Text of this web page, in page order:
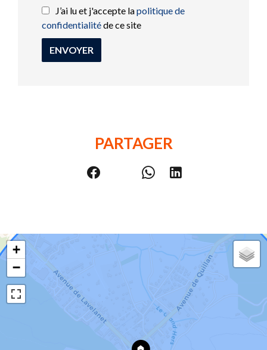
J’ai lu et j'accepte lapolitique de
confidentialitéde ce site
ENVOYER
PARTAGER
+
−